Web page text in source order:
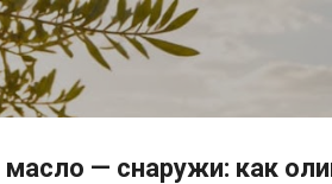
масло — снаружи: как